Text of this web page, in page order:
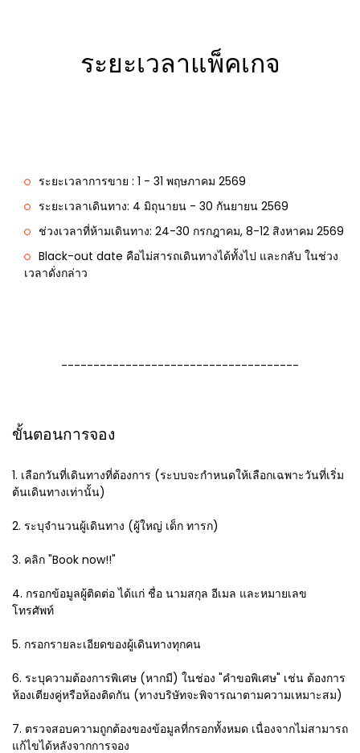
ระยะเวลาแพ็คเกจ
ระยะเวลาการขาย : 1 - 31 พฤษภาคม 2569
ระยะเวลาเดินทาง: 4 มิถุนายน - 30 กันยายน 2569
ช่วงเวลาที่ห้ามเดินทาง: 24-30 กรกฎาคม, 8-12 สิงหาคม 2569
Black-out date คือไม่สารถเดินทางได้ทั้งไป และกลับ ในช่วง
เวลาดั่งกล่าว
-------------------------------------
ขั้นตอนการจอง
1. เลือกวันที่เดินทางที่ต้องการ (ระบบจะกำหนดให้เลือกเฉพาะวันที่เริ่ม
ต้นเดินทางเท่านั้น)
2. ระบุจำนวนผู้เดินทาง (ผู้ใหญ่ เด็ก ทารก)
3. คลิก "Book now!!"
4. กรอกข้อมูลผู้ติดต่อ ได้แก่ ชื่อ นามสกุล อีเมล และหมายเลข
โทรศัพท์
5. กรอกรายละเอียดของผู้เดินทางทุกคน
6. ระบุความต้องการพิเศษ (หากมี) ในช่อง "คำขอพิเศษ" เช่น ต้องการ
ห้องเตียงคู่หรือห้องติดกัน (ทางบริษัทจะพิจารณาตามความเหมาะสม)
7. ตรวจสอบความถูกต้องของข้อมูลที่กรอกทั้งหมด เนื่องจากไม่สามารถ
แก้ไขได้หลังจากการจอง